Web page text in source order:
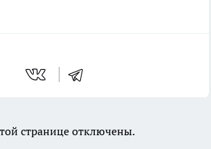
странице отключены.